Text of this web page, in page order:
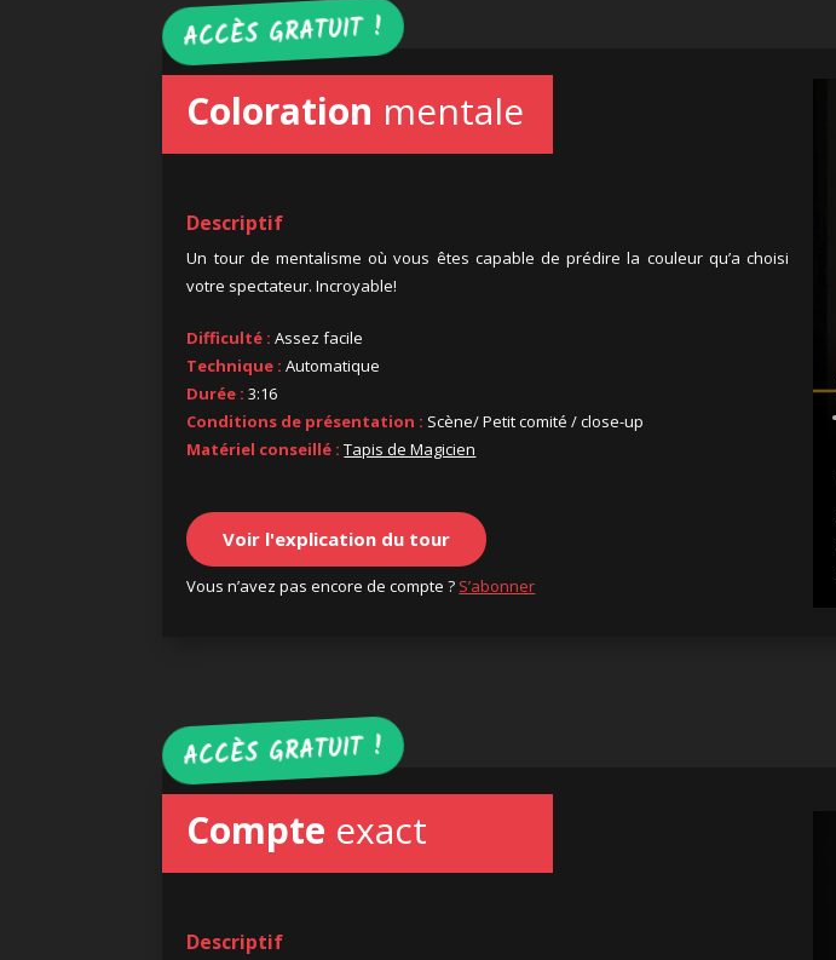
Coloration mentale
Descriptif
Un tour de mentalisme où vous êtes capable de prédire la couleur qu’a choisi
votre spectateur. Incroyable!
Difficulté : Assez facile
Technique : Automatique
Durée : 3:16
Conditions de présentation : Scène/ Petit comité / close-up
Matériel conseillé : Tapis de Magicien
Voir l'explication du tour
Vous n’avez pas encore de compte ? S’abonner
ACCÈS GRATUIT !
Compte exact
Descriptif
ACCÈS GRATUIT !